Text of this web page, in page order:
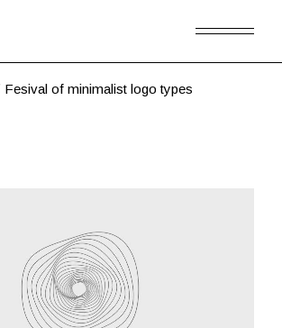
Fesival of minimalist logo types